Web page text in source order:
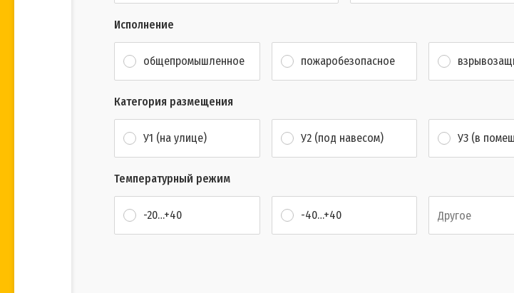
Исполнение
общепромышленное пожаробезопасное
Категория размещения
У1 (на улице) У2 (под навесом) У3 (в
Температурный режим
-20…+40 -40…+40